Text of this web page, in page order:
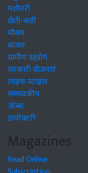
मशीनरी
खेती-बाड़ी
मौसम
बाजार
ग्रामीण उद्द्योग
सरकारी योजनाएं
लाइफ स्टाइल
सम्पादकीय
जॉब्स
डायरेक्टरी
Magazines
Read Online